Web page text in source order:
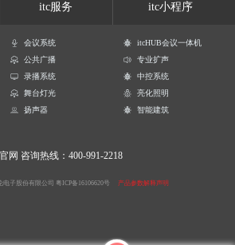
itc服务 itc小程序
会议系统
itcHUB会议一体机
公共广播
专业扩声
录播系统
中控系统
舞台灯光
亮化照明
扬声器
智能建筑
网 咨询热线：400-991-2218
电子股份有限公司 粤ICP备16106620号 产品参数解释声明